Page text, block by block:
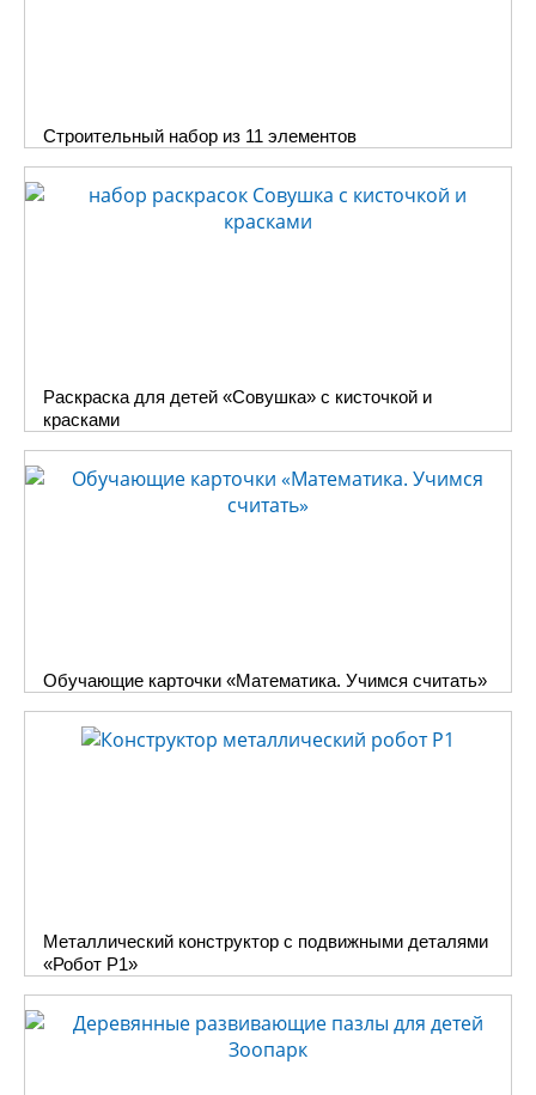
Строительный набор из 11 элементов
Раскраска для детей «Совушка» с кисточкой и
красками
Обучающие карточки «Математика. Учимся считать»
Металлический конструктор с подвижными деталями
«Робот Р1»